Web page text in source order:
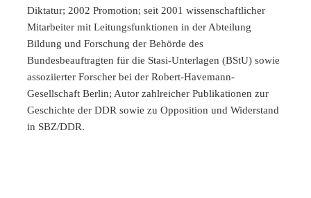
Diktatur; 2002 Promotion; seit 2001 wissenschaftlicher
Mitarbeiter mit Leitungsfunktionen in der Abteilung
Bildung und Forschung der Behörde des
Bundesbeauftragten für die Stasi-Unterlagen (BStU) sowie
assoziierter Forscher bei der Robert-Havemann-
Gesellschaft Berlin; Autor zahlreicher Publikationen zur
Geschichte der DDR sowie zu Opposition und Widerstand
in SBZ/DDR.